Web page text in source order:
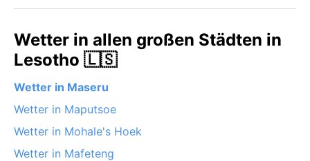
Wetter in allen großen Städten in
Lesotho 🇱🇸
Wetter in Maseru
Wetter in Maputsoe
Wetter in Mohale's Hoek
Wetter in Mafeteng